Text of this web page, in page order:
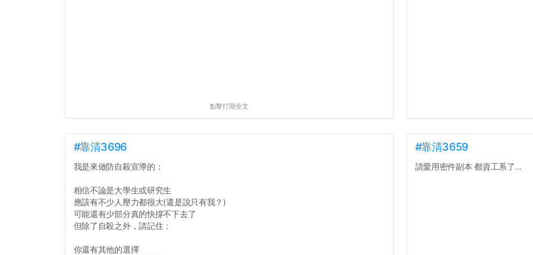
點擊打開全文
#靠清3696
我是來做防自殺宣導的：
相信不論是大學生或研究生
應該有不少人壓力都很大(還是說只有我？)
可能還有少部分真的快撐不下去了
但除了自殺之外，請記住：
你還有其他的選擇
#靠清3659
請愛用密件副本 都資工系了...